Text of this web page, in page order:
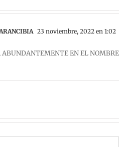
23 noviembre, 2022 en 1:02
ABUNDANTEMENTE EN EL NOMBRE